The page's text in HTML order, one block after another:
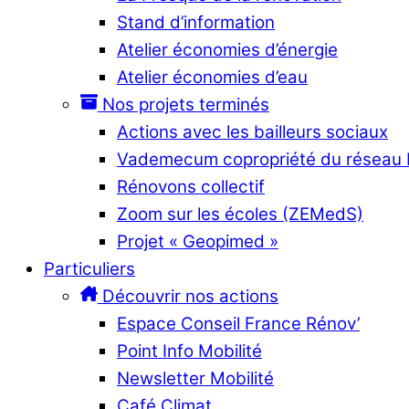
Stand d’information
Atelier économies d’énergie
Atelier économies d’eau
Nos projets terminés
Actions avec les bailleurs sociaux
Vademecum copropriété du réseau
Rénovons collectif
Zoom sur les écoles (ZEMedS)
Projet « Geopimed »
Particuliers
Découvrir nos actions
Espace Conseil France Rénov’
Point Info Mobilité
Newsletter Mobilité